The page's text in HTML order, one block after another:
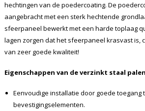
hechtingen van de poedercoating. De
aangebracht met een sterk hechtende
sfeerpaneel bewerkt met een harde toplaag
lagen zorgen dat het sfeerpaneel krasvast is,
van zeer goede kwaliteit!
Eigenschappen van de verzinkt staal
Eenvoudige installatie door goede toegang
bevestigingselementen.